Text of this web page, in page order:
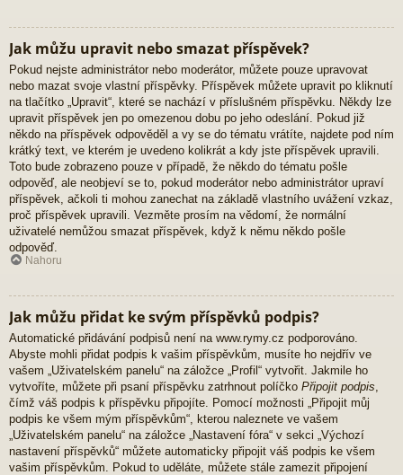
Jak můžu upravit nebo smazat příspěvek?
Pokud nejste administrátor nebo moderátor, můžete pouze upravovat
nebo mazat svoje vlastní příspěvky. Příspěvek můžete upravit po kliknutí
na tlačítko „Upravit“, které se nachází v příslušném příspěvku. Někdy lze
upravit příspěvek jen po omezenou dobu po jeho odeslání. Pokud již
někdo na příspěvek odpověděl a vy se do tématu vrátíte, najdete pod ním
krátký text, ve kterém je uvedeno kolikrát a kdy jste příspěvek upravili.
Toto bude zobrazeno pouze v případě, že někdo do tématu pošle
odpověď, ale neobjeví se to, pokud moderátor nebo administrátor upraví
příspěvek, ačkoli ti mohou zanechat na základě vlastního uvážení vzkaz,
proč příspěvek upravili. Vezměte prosím na vědomí, že normální
uživatelé nemůžou smazat příspěvek, když k němu někdo pošle
odpověď.
Nahoru
Jak můžu přidat ke svým příspěvků podpis?
Automatické přidávání podpisů není na www.rymy.cz podporováno.
Abyste mohli přidat podpis k vašim příspěvkům, musíte ho nejdřív ve
vašem „Uživatelském panelu“ na záložce „Profil“ vytvořit. Jakmile ho
vytvoříte, můžete při psaní příspěvku zatrhnout políčko Připojit podpis
čímž váš podpis k příspěvku připojíte. Pomocí možnosti „Připojit můj
podpis ke všem mým příspěvkům“, kterou naleznete ve vašem
„Uživatelském panelu“ na záložce „Nastavení fóra“ v sekci „Výchozí
nastavení příspěvků“ můžete automaticky připojit váš podpis ke všem
vašim příspěvkům. Pokud to uděláte, můžete stále zamezit připojení